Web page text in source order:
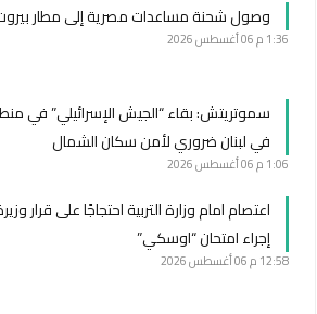
وصول شحنة مساعدات مصرية إلى مطار
1:36 م 06 أغسطس 2026
سموتريتش: بقاء “الجيش الإسرائيلي” في
في لبنان ضروري لأمن سكان الشمال
1:06 م 06 أغسطس 2026
اعتصام امام وزارة التربية احتجاجًا على قرار
إجراء امتحان “اوسكي”
12:58 م 06 أغسطس 2026